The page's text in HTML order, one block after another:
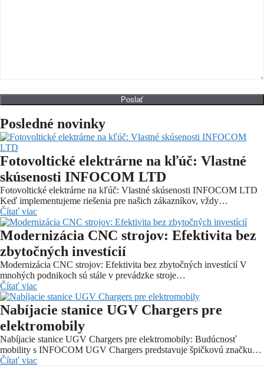
Posledné novinky
Fotovoltické elektrárne na kľúč: Vlastné
skúsenosti INFOCOM LTD
Fotovoltické elektrárne na kľúč: Vlastné skúsenosti INFOCOM LTD
Keď implementujeme riešenia pre našich zákazníkov, vždy…
Čítať viac
Modernizácia CNC strojov: Efektivita bez
zbytočných investícií
Modernizácia CNC strojov: Efektivita bez zbytočných investícií V
mnohých podnikoch sú stále v prevádzke stroje…
Čítať viac
Nabíjacie stanice UGV Chargers pre
elektromobily
Nabíjacie stanice UGV Chargers pre elektromobily: Budúcnosť
mobility s INFOCOM UGV Chargers predstavuje špičkovú značku…
Čítať viac